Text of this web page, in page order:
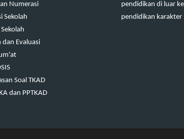
Numerasi
Sekolah
dan Evaluasi
Soal TKAD
dan PPTKAD
pendidikan di luar
pendidikan karakter